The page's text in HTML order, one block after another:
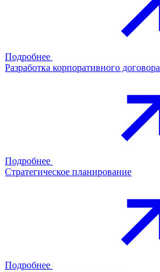
Подробнее
Разработка корпоративного договора
Подробнее
Стратегическое планирование
Подробнее